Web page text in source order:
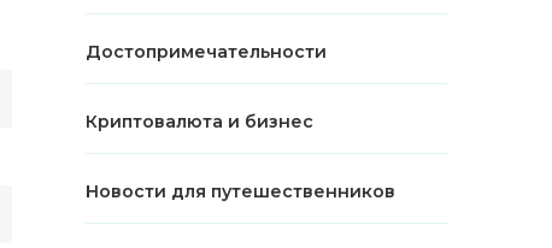
Достопримечательности
Криптовалюта и бизнес
Новости для путешественников